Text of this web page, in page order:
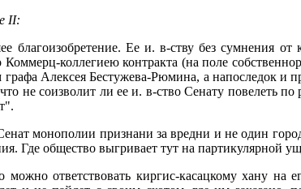
II:
благоизобретение. Ее и. в-ству без сумнения
коллегиею контракта (на поле
Алексея Бестужева-Рюмина, а напоследок и
не соизволит ли ее и. в-ство Сенату повелеть
монополии признани за вредни и не один
Где общество выгривает тут на партикулярной
можно ответствовать киргис-касацкому хану на